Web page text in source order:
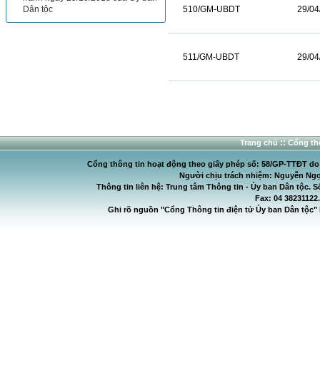
Dân tộc
510/GM-UBDT 29/
511/GM-UBDT 29/
Trang chủ:: Cổng
Cổng thông tin hoạt động theo giấy phép số: 58/GP-TTĐT
Người chịu trách nhiệm: Nguyễn
Thông tin liên hệ: Trung tâm Thông tin - Ủy ban Dân tộc.
Fax: 04
Ghi rõ nguồn "Cổng Thông tin điện tử Ủy ban Dân